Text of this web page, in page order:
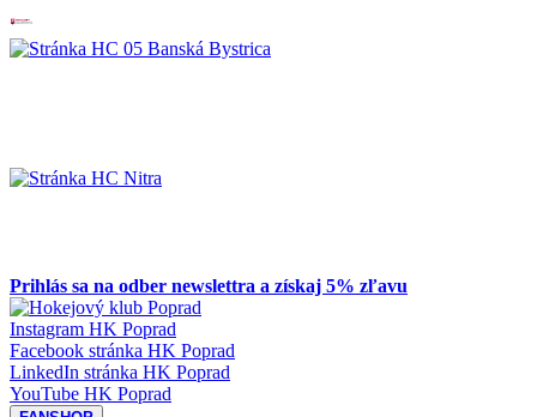
Prihlás sa na odber newslettra a získaj 5% zľavu
Instagram HK Poprad
Facebook stránka HK Poprad
LinkedIn stránka HK Poprad
YouTube HK Poprad